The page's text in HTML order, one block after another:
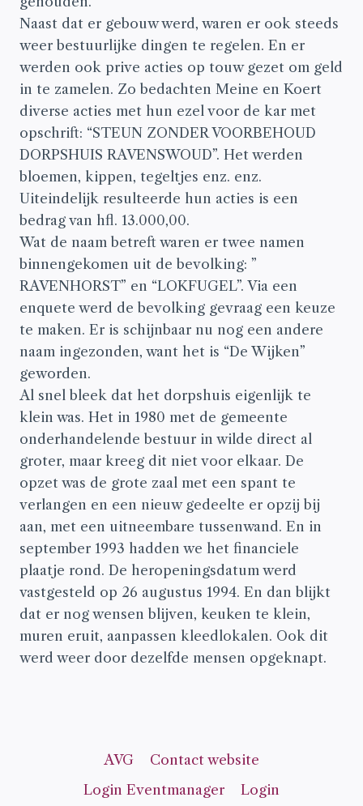
Naast dat er gebouw werd, waren er ook steeds
weer bestuurlijke dingen te regelen. En er
werden ook prive acties op touw gezet om geld
in te zamelen. Zo bedachten Meine en Koert
diverse acties met hun ezel voor de kar met
opschrift: “STEUN ZONDER VOORBEHOUD
DORPSHUIS RAVENSWOUD”. Het werden
bloemen, kippen, tegeltjes enz. enz.
Uiteindelijk resulteerde hun acties is een
bedrag van hfl. 13.000,00.
Wat de naam betreft waren er twee namen
binnengekomen uit de bevolking: ”
RAVENHORST” en “LOKFUGEL”. Via een
enquete werd de bevolking gevraag een keuze
te maken. Er is schijnbaar nu nog een andere
naam ingezonden, want het is “De Wijken”
geworden.
Al snel bleek dat het dorpshuis eigenlijk te
klein was. Het in 1980 met de gemeente
onderhandelende bestuur in wilde direct al
groter, maar kreeg dit niet voor elkaar. De
opzet was de grote zaal met een spant te
verlangen en een nieuw gedeelte er opzij bij
aan, met een uitneembare tussenwand. En in
september 1993 hadden we het financiele
plaatje rond. De heropeningsdatum werd
vastgesteld op 26 augustus 1994. En dan blijkt
dat er nog wensen blijven, keuken te klein,
muren eruit, aanpassen kleedlokalen. Ook dit
werd weer door dezelfde mensen opgeknapt.
AVG
Contact website
Login Eventmanager
Login